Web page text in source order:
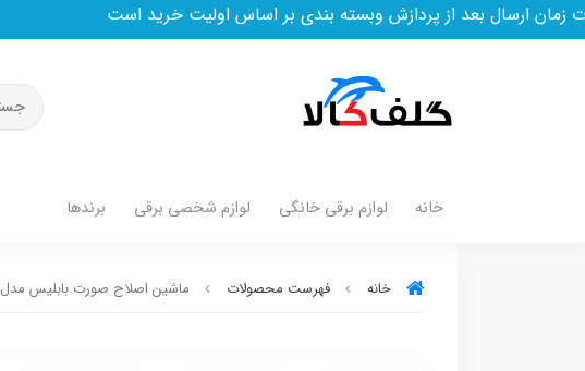
از پردازش وبسته بندی بر اساس اولیت خرید است
خانه لوازم برقی خانگی لوازم شخصی برقی برندها
خانه فهرست محصولات ماشین اصلاح صورت بابلیس مدل FX829E